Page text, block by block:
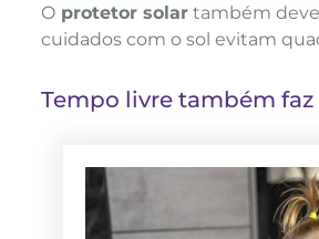
O protetor solar também
cuidados com o sol evitam
Tempo livre também